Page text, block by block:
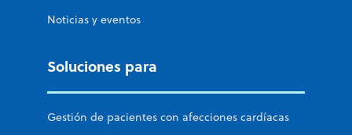
Noticias y eventos
Soluciones para
Gestión de pacientes con afecciones cardíacas